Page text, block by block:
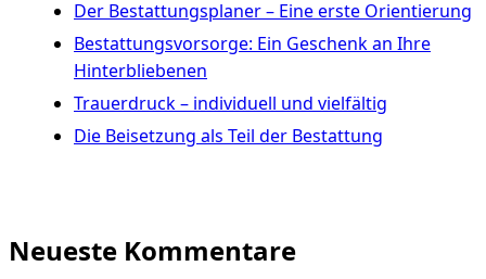
Der Bestattungsplaner – Eine erste Orientierung
Bestattungsvorsorge: Ein Geschenk an Ihre
Hinterbliebenen
Trauerdruck – individuell und vielfältig
Die Beisetzung als Teil der Bestattung
Neueste Kommentare